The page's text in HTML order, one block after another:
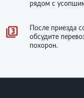
рядом с
После приезда
обсудите
похорон.